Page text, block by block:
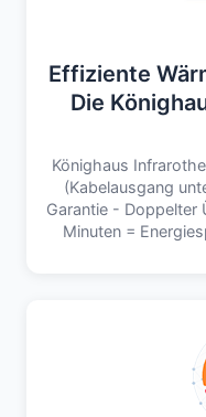
Effiziente
Die
Könighaus
(Kabelausgang
Garantie - Doppelter
Minuten =